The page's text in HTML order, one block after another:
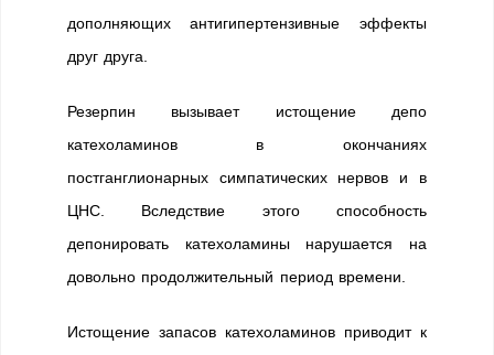
дополняющих антигипертензивные эффекты
друг друга.
Резерпин вызывает истощение депо
катехоламинов в окончаниях
постганглионарных симпатических нервов и в
ЦНС. Вследствие этого способность
депонировать катехоламины нарушается на
довольно продолжительный период времени.
Истощение запасов катехоламинов приводит к